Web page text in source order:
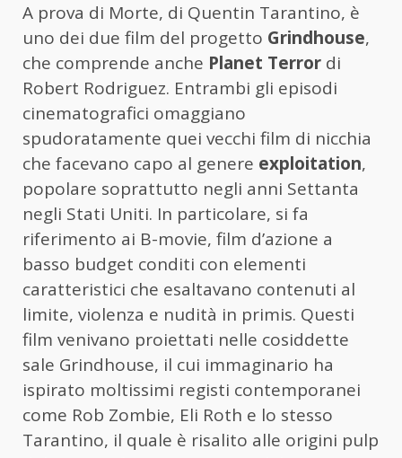
A prova di Morte, di Quentin Tarantino, è
uno dei due film del progetto Grindhouse,
che comprende anche Planet Terror di
Robert Rodriguez. Entrambi gli episodi
cinematografici omaggiano
spudoratamente quei vecchi film di nicchia
che facevano capo al genere exploitation,
popolare soprattutto negli anni Settanta
negli Stati Uniti. In particolare, si fa
riferimento ai B-movie, film d’azione a
basso budget conditi con elementi
caratteristici che esaltavano contenuti al
limite, violenza e nudità in primis. Questi
film venivano proiettati nelle cosiddette
sale Grindhouse, il cui immaginario ha
ispirato moltissimi registi contemporanei
come Rob Zombie, Eli Roth e lo stesso
Tarantino, il quale è risalito alle origini pulp